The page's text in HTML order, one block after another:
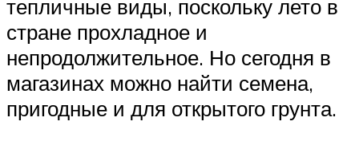
тепличные виды, поскольку лето в
стране прохладное и
непродолжительное. Но сегодня в
магазинах можно найти семена,
пригодные и для открытого грунта.